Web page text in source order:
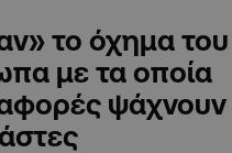
το όχημα του
με τα οποία
ψάχνουν